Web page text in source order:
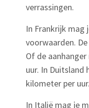
verrassingen.
In Frankrijk mag
voorwaarden.
Of de
uur. In
kilometer per
In Italië mag je